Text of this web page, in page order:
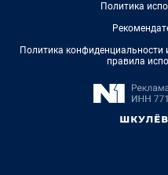
Политика
Политика
правила